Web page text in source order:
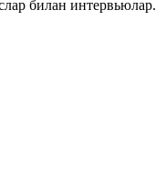
билан интервьюлар.